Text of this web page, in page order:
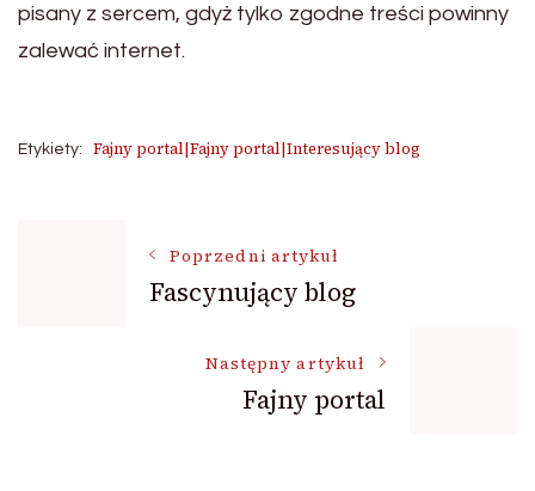
pisany z sercem, gdyż tylko zgodne treści powinny
zalewać internet.
Etykiety: Fajny portal|Fajny portal|Interesujący blog
NawigacjaPoprzedni artykuł
Fascynujący blog
Następny artykuł
Fajny portal